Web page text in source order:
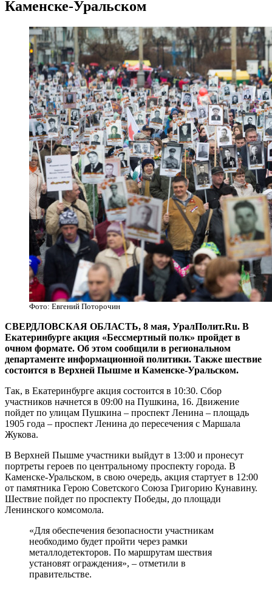
Каменске-Уральском
Фото: Евгений Поторочин
СВЕРДЛОВСКАЯ ОБЛАСТЬ, 8 мая, УралПолит.Ru. В
Екатеринбурге акция «Бессмертный полк» пройдет в
очном формате. Об этом сообщили в региональном
департаменте информационной политики. Также шествие
состоится в Верхней Пышме и Каменске-Уральском.
Так, в Екатеринбурге акция состоится в 10:30. Сбор
участников начнется в 09:00 на Пушкина, 16. Движение
пойдет по улицам Пушкина – проспект Ленина – площадь
1905 года – проспект Ленина до пересечения с Маршала
Жукова.
В Верхней Пышме участники выйдут в 13:00 и пронесут
портреты героев по центральному проспекту города. В
Каменске-Уральском, в свою очередь, акция стартует в 12:00
от памятника Герою Советского Союза Григорию Кунавину.
Шествие пойдет по проспекту Победы, до площади
Ленинского комсомола.
«Для обеспечения безопасности участникам
необходимо будет пройти через рамки
металлодетекторов. По маршрутам шествия
установят ограждения», – отметили в
правительстве.